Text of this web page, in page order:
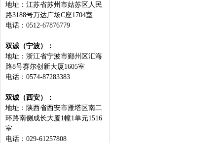
地址：江苏省苏州市姑苏区人民
路3188号万达广场C座1704室
电话：0512-67876779
双诚（宁波）：
地址：浙江省宁波市鄞州区汇海
路8号赛尔创新大厦1605室
电话：0574-87283383
双诚（西安）：
地址：陕西省西安市雁塔区南二
环路南侧成长大厦1幢1单元1516
室
电话：029-61257808